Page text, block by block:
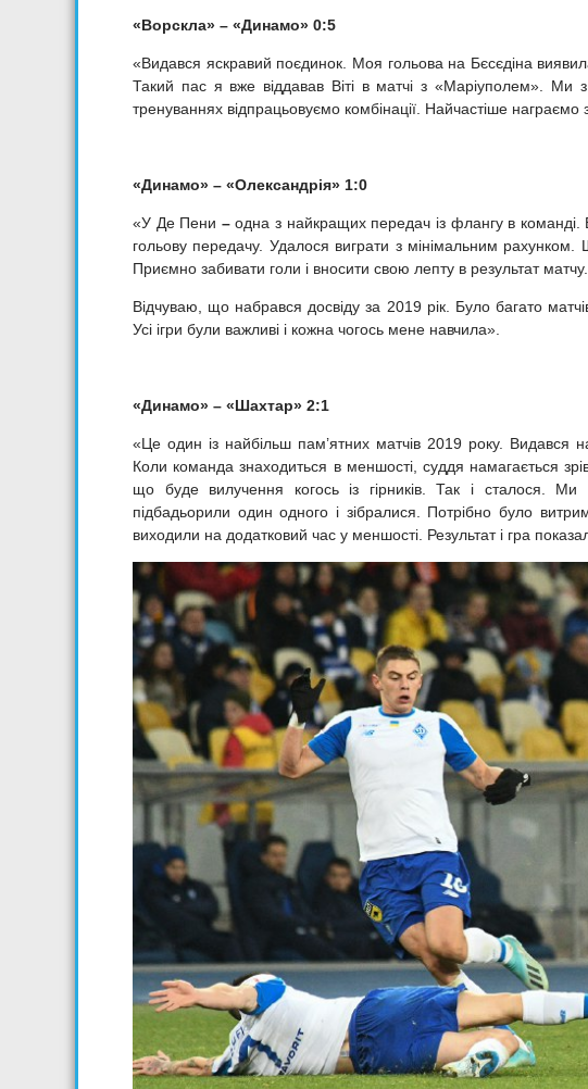
«Ворскла» – «Динамо» 0:5
«Видався яскравий поєдинок. Моя гольова на Бєсєдіна
Такий пас я вже віддавав Віті в матчі з «Маріуполем».
тренуваннях відпрацьовуємо комбінації. Найчастіше
«Динамо» – «Олександрія» 1:0
«У Де Пени –одна з найкращих передач із флангу в команді.
гольову передачу. Удалося виграти з мінімальним
Приємно забивати голи і вносити свою лепту в результат матчу.
Відчуваю, що набрався досвіду за 2019 рік. Було багато
Усі ігри були важливі і кожна чогось мене навчила».
«Динамо» – «Шахтар» 2:1
«Це один із найбільш пам’ятних матчів 2019 року. Видався
Коли команда знаходиться в меншості, суддя намагається
що буде вилучення когось із гірників. Так і сталося. Ми
підбадьорили один одного і зібралися. Потрібно було
виходили на додатковий час у меншості. Результат і гра